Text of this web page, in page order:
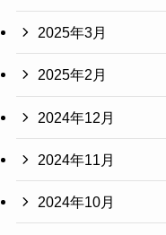
2025年3月
2025年2月
2024年12月
2024年11月
2024年10月